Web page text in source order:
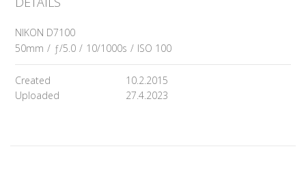
NIKON D7100
50mm / ƒ/5.0 / 10/1000s / ISO 100
Created
10.2.2015
Uploaded
27.4.2023